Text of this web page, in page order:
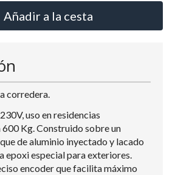
Añadir a la cesta
corredera.
uso en residencias
Kg. Construido sobre un
de aluminio inyectado y lacado
epoxi especial para exteriores.
encoder que facilita máximo